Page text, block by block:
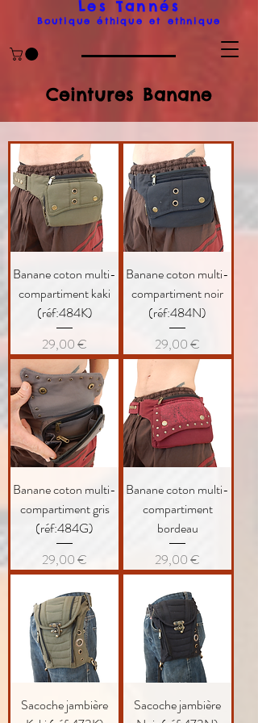
Les Tannés
Boutique éthique et ethnique
Ceintures Banane
Banane coton multi-
compartiment kaki
(réf:484K)
Prix
29,00 €
Banane coton multi-
compartiment noir
(réf:484N)
Prix
29,00 €
Banane coton multi-
compartiment gris
(réf:484G)
Prix
29,00 €
Banane coton multi-
compartiment
bordeau
Prix
29,00 €
Sacoche jambière
Sacoche jambière